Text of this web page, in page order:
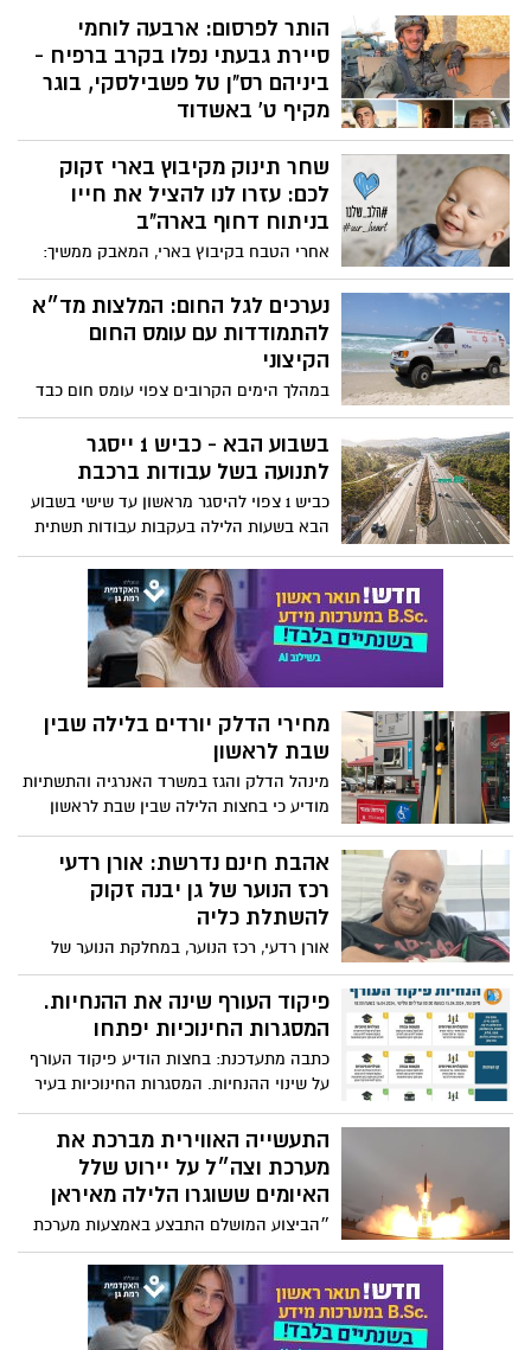
הותר לפרסום: ארבעה לוחמי
סיירת גבעתי נפלו בקרב ברפיח -
ביניהם רס"ן טל פשבילסקי, בוגר
מקיף ט' באשדוד
רס"ן טל פשבילסקי, סמ"ר איתן קרלסברון,
סמל אלמוג שלום וסמל יאיר לוין נהרגו
בפיצוץ, שאירע כשהכוח השליך מטענים לבניין
בשאבורה, מה שגרם להפעלת זירת מטענים
בהם כאלה שהיו מחוץ למבנה, ששייך לפעיל
התחברה אליו מנהרה
שחר תינוק מקיבוץ בארי זקוק
לכם: עזרו לנו להציל את חייו
בניתוח דחוף בארה"ב
אחרי הטבח בקיבוץ בארי, המאבק ממשיך:
שחר בן ה-4 חודשים זקוק לניתוח דחוף
להצלת חייו. הצטרפו למאבק ועזרו לו להגיע
לבית החולים בבוסטון, המקום הטוב ביותר
בעולם לניתוח קריטי זה. כל תרומה יכולה
להציל חיים.
נערכים לגל החום: המלצות מד״א
להתמודדות עם עומס החום
הקיצוני
במהלך הימים הקרובים צפוי עומס חום כבד
עד קיצוני במרבית מהאזורים ברחבי הארץ,
המלצות להתמודדות בריאה ונכונה
בשבוע הבא - כביש 1 ייסגר
לתנועה בשל עבודות ברכבת
כביש 1 צפוי להיסגר מראשון עד שישי בשבוע
הבא בשעות הלילה בעקבות עבודות תשתית
של הרכבת
מחירי הדלק יורדים בלילה שבין
שבת לראשון
מינהל הדלק והגז במשרד האנרגיה והתשתיות
מודיע כי בחצות הלילה שבין שבת לראשון
(02.06.2024) יעודכנו מחירי מוצרי הדלק
הנמצאים בפיקוח, הנמכרים לצרכן בתחנות
הדלק
אהבת חינם נדרשת: אורן רדעי
רכז הנוער של גן יבנה זקוק
להשתלת כליה
אורן רדעי, רכז הנוער, במחלקת הנוער של
מועצת גן יבנה, זקוק לעזרתכם! לפני מספר
ימים יצא אורן בפוסט מרגש, בו הוא מספר על
הצורך בהתחלת טיפולי דיאליזה ועל התקווה
לבדוק התאמה/לתרומה, היכנסו
פיקוד העורף שינה את ההנחיות.
המסגרות החינוכיות יפתחו
כתבה מתעדכנת: בחצות הודיע פיקוד העורף
על שינוי ההנחיות. המסגרות החינוכיות בעיר
צפויות לפעול החל מהשעה 10:00 - כל
הפרטים בפנים
התעשייה האווירית מברכת את
מערכת וצה״ל על יירוט שלל
האיומים ששוגרו הלילה מאיראן
״הביצוע המושלם התבצע באמצעות מערכת
ההגנה הרב שכבתית של התעשיות
הביטחוניות הישראליות״